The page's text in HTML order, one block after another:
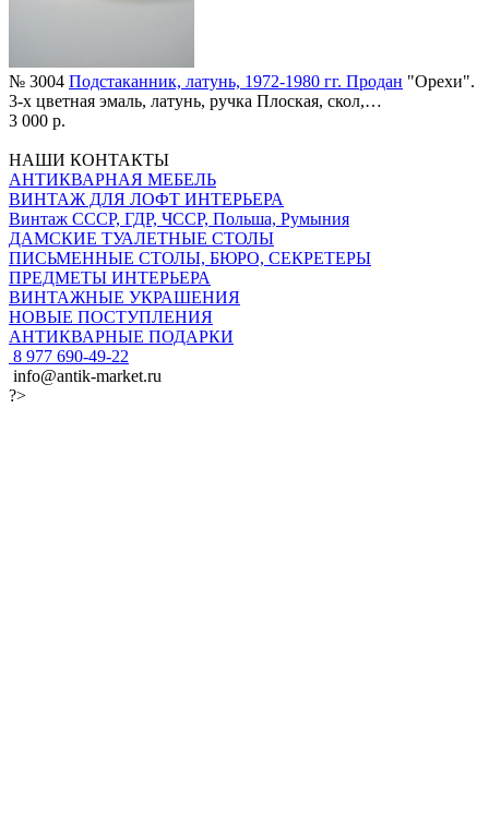
№ 3004 Подстаканник, латунь, 1972-1980 гг. Продан "Орехи".
3-х цветная эмаль, латунь, ручка Плоская, скол,…
3 000 р.
НАШИ КОНТАКТЫ
АНТИКВАРНАЯ МЕБЕЛЬ
ВИНТАЖ ДЛЯ ЛОФТ ИНТЕРЬЕРА
Винтаж СССР, ГДР, ЧССР, Польша, Румыния
ДАМСКИЕ ТУАЛЕТНЫЕ СТОЛЫ
ПИСЬМЕННЫЕ СТОЛЫ, БЮРО, СЕКРЕТЕРЫ
ПРЕДМЕТЫ ИНТЕРЬЕРА
ВИНТАЖНЫЕ УКРАШЕНИЯ
НОВЫЕ ПОСТУПЛЕНИЯ
АНТИКВАРНЫЕ ПОДАРКИ
8 977 690-49-22
info@antik-market.ru
?>